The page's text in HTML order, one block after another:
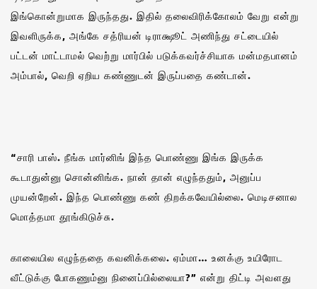
இங்கொன்றுமாக இருந்தது. இதில் தலைவிரிக்கோலம் வேறு என்று
இவளிருக்க, அங்கே சத்ரியன் டிராக்ஷூட் அணிந்து சட்டையில்
பட்டன் மாட்டாமல் வெற்று மார்பில் படுக்கவர்ச்சியாக மன்மதபானம்
அம்பால், வெறி ஏறிய கண்ணுடன் இருப்பதை கண்டான்.‌
“சாரி பாஸ். நீங்க மார்னிங் இந்த பொண்ணு இங்க இருக்க
கூடாதுன்னு சொன்னிங்க. நான் தான் எழுந்ததும், அனுப்ப
முயன்றேன். இந்த பொண்ணு கண் திறக்கவேயில்லை. மெடிசனால
மொத்தமா தூங்கிடுச்சு.
காலையில எழுந்ததை கவனிக்கலை. ஏம்மா… உனக்கு உயிரோட
வீட்டுக்கு போகணும்னு நினைப்பில்லையா?” என்று திட்டி அவளது